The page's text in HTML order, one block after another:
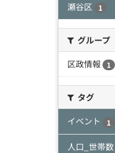
瀬谷区
1
グループ
区政情報
1
タグ
イベント
1
人口_世帯数